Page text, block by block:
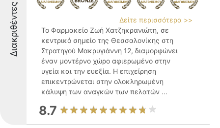
Διακριθέντες
Δείτε περισσότερα >>
Το Φαρμακείο Ζωή Χατζηκρανιώτη, σε
κεντρικό σημείο της Θεσσαλονίκης στη
Στρατηγού Μακρυγιάννη 12, διαμορφώνει
έναν μοντέρνο χώρο αφιερωμένο στην
υγεία και την ευεξία. Η επιχείρηση
επικεντρώνεται στην ολοκληρωμένη
κάλυψη των αναγκών των πελατών ...
8.7